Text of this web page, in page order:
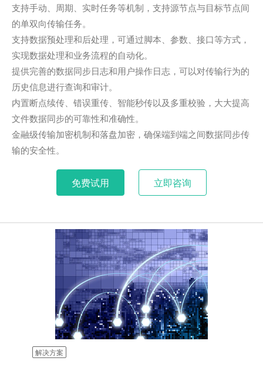
支持手动、周期、实时任务等机制，支持源节点与目标节点间
的单双向传输任务。
支持数据预处理和后处理，可通过脚本、参数、接口等方式，
实现数据处理和业务流程的自动化。
提供完善的数据同步日志和用户操作日志，可以对传输行为的
历史信息进行查询和审计。
内置断点续传、错误重传、智能秒传以及多重校验，大大提高
文件数据同步的可靠性和准确性。
金融级传输加密机制和落盘加密，确保端到端之间数据同步传
输的安全性。
免费试用 立即咨询
解决方案